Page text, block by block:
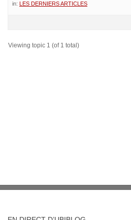
in: LES DERNIERS ARTICLES
Viewing topic 1 (of 1 total)